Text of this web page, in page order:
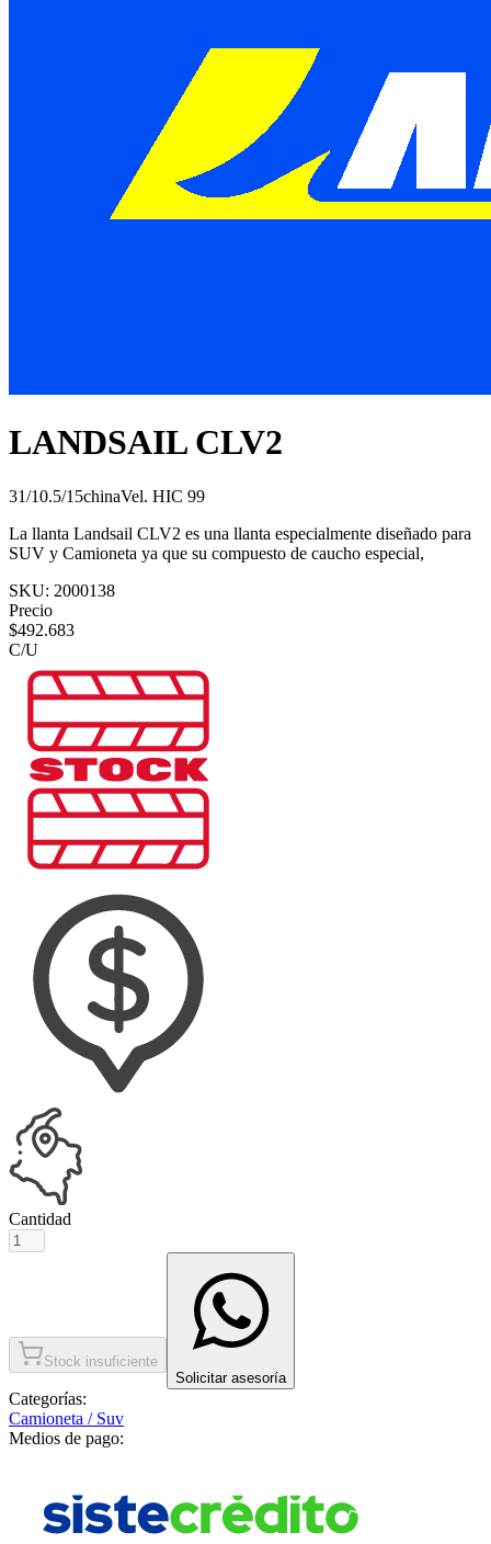
LANDSAIL CLV2
31/10.5/15chinaVel. HIC 99
La llanta Landsail CLV2 es una llanta especialmente diseñado para
SUV y Camioneta ya que su compuesto de caucho especial,
SKU: 2000138
Precio
$492.683
C/U
Cantidad
Stock insuficiente
Solicitar asesoría
Categorías:
Camioneta / Suv
Medios de pago: